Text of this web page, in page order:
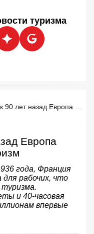
туризма
Европа
года, Франция
для рабочих, что
и 40-часовая
впервые